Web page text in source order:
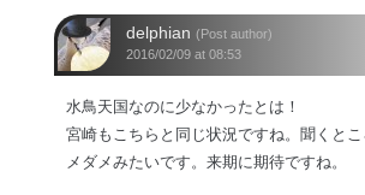
delphian (Post author)
2016/02/09 at 08:53
水鳥天国なのに少なかったとは！
宮崎もこちらと同じ状況ですね。聞くと
メダメみたいです。来期に期待ですね。